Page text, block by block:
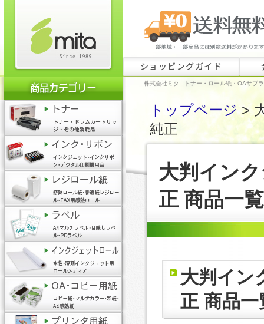
ショッピングガイド
株式会社ミタ - トナー・ロール紙・OAサプ
トップページ>
純正
大判イン
正 商品一覧
大判イ
正 商品一